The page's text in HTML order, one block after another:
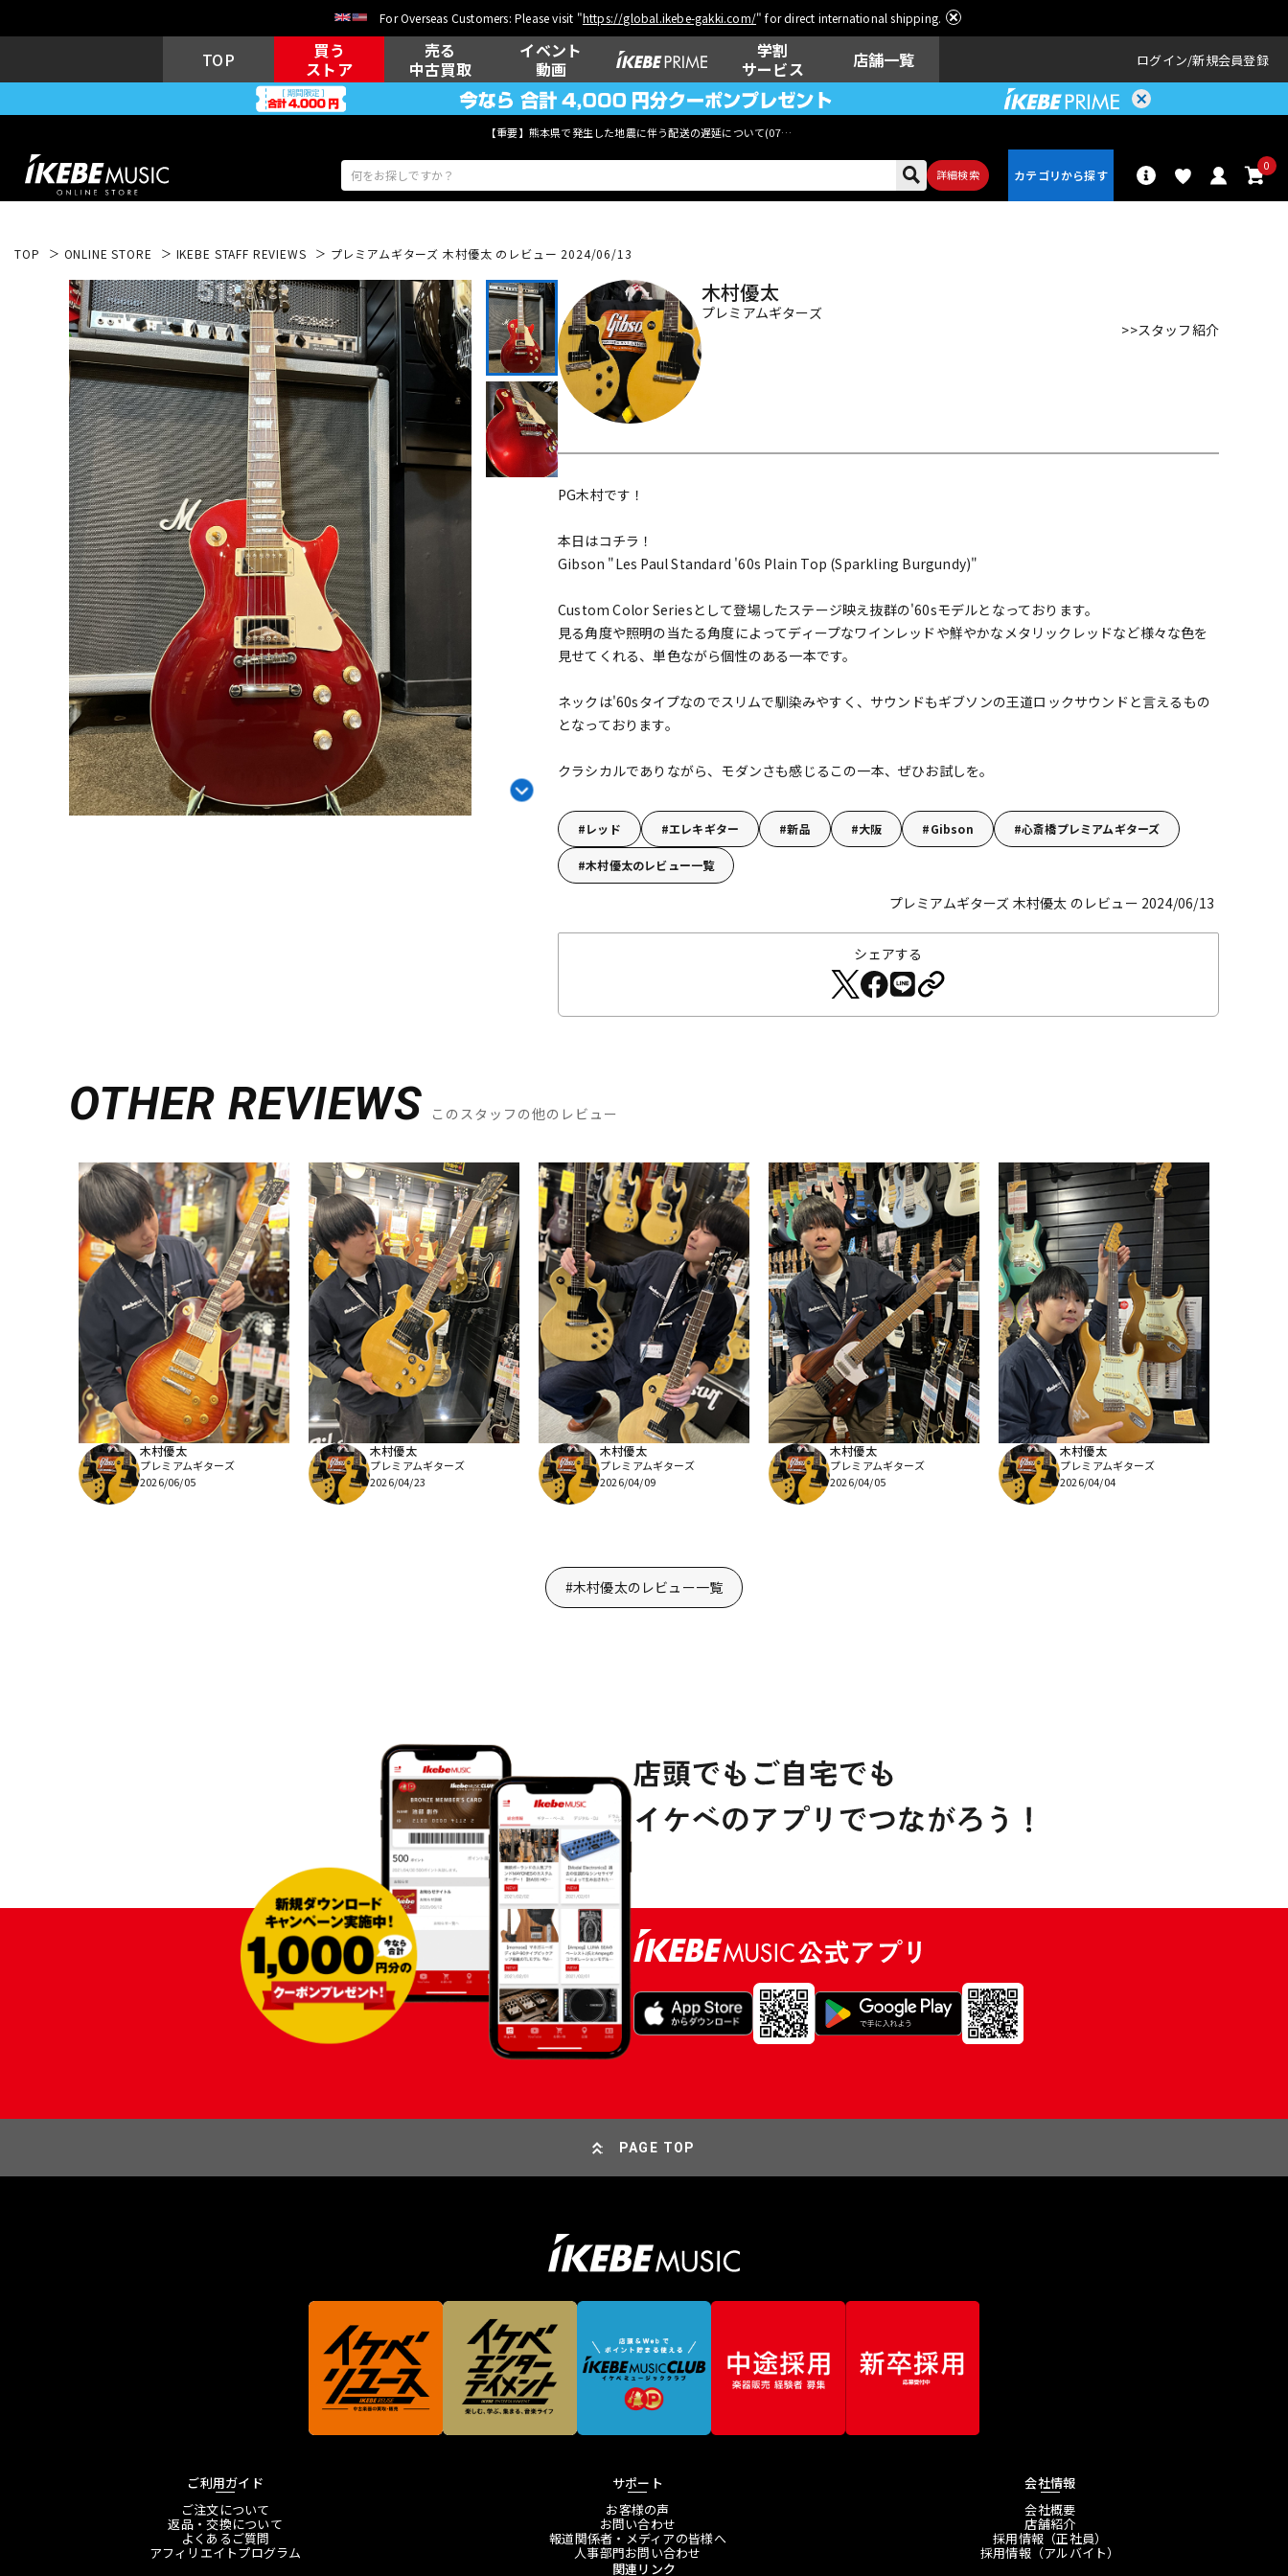
For Overseas Customers: Please visit "https://global.ikebe-gakki.com/" for direct international shipping.
TOP
買う
ストア
売る
中古買取
イベント
動画
学割
サービス
店舗一覧 ログイン 新規会員登録
【重要】熊本県で発生した地震に伴う配送の遅延について(07月29日
詳細検索
0
エレキギター アコギ/エレ
アコ ベース
キーボード 電子ピアノ 管楽器
DJ機器 DTM DTM オンラ
イン納品 グ機器 機器 リ
中古 ヴィンテージ
TOP ONLINE STORE IKEBE STAFF REVIEWS プレミアムギターズ 木村優太 のレビュー 2024/06/13
木村優太
プレミアムギターズ
>>スタッフ紹介
PG木村です！
本日はコチラ！
Gibson "Les Paul Standard '60s Plain Top (Sparkling Burgundy)"
Custom Color Seriesとして登場したステージ映え抜群の'60sモデルとなっております。
見る角度や照明の当たる角度によってディープなワインレッドや鮮やかなメタリックレッドなど様々な色を
見せてくれる、単色ながら個性のある一本です。
ネックは'60sタイプなのでスリムで馴染みやすく、サウンドもギブソンの王道ロックサウンドと言えるもの
となっております。
クラシカルでありながら、モダンさも感じるこの一本、ぜひお試しを。
レッド エレキギター 新品 大阪 Gibson 心斎橋プレミアムギターズ
木村優太のレビュー一覧
プレミアムギターズ 木村優太 のレビュー 2024/06/13
シェアする
OTHER REVIEWS このスタッフの他のレビュー
木村優太
プレミアムギターズ
2026/06/05
木村優太
プレミアムギターズ
2026/04/23
木村優太
プレミアムギターズ
2026/04/09
木村優太
プレミアムギターズ
2026/04/05
木村優太
プレミアムギターズ
2026/04/04
#木村優太のレビュー一覧
PAGE TOP
ご利用ガイド
ご注文について
返品・交換について
よくあるご質問
アフィリエイトプログラム
サポート
お客様の声
お問い合わせ
報道関係者・メディアの皆様へ
人事部門お問い合わせ
会社情報
会社概要
店舗紹介
採用情報（正社員）
採用情報（アルバイト）
関連リンク